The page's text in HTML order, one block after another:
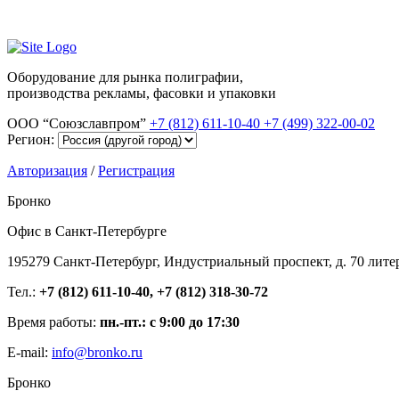
Оборудование для рынка полиграфии,
производства рекламы, фасовки и упаковки
ООО “Союзславпром” +7 (812) 611-10-40 +7 (499) 322-00-02
Регион:
Авторизация /Регистрация
Бронко
Офис в Санкт-Петербурге
195279 Санкт-Петербург, Индустриальный проспект, д. 70
Тел.: +7 (812) 611-10-40, +7 (812) 318-30-72
Время работы: пн.-пт.: с 9:00 до 17:30
E-mail: info@bronko.ru
Бронко